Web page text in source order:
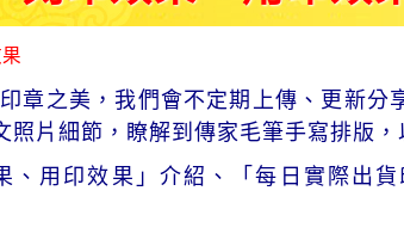
章之美，我們會不定期上傳、更新分
片細節，瞭解到傳家毛筆手寫排版，
、用印效果」介紹、「每日實際出